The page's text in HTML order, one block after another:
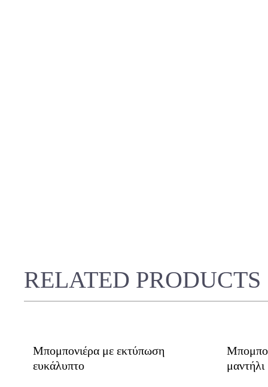
RELATED PRODUCTS
Μπομπονιέρα με εκτύπωση
ευκάλυπτο